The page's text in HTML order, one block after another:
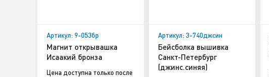
Артикул: 9-053бр
Магнит открывашка
Исаакий бронза
Цена доступна только после
Артикул: 3-740джсин
Бейсболка вышивка
Санкт-Петербург
(джинс.синяя)